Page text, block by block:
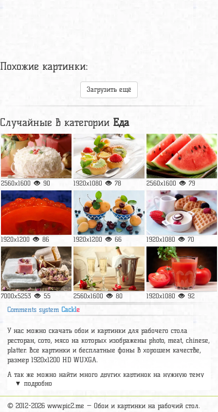
Похожие картинки:
Загрузить ещё
Случайные в категории Еда
2560x1600 90 1920x1080 78 2560x1600 79
1920x1200 86 1920x1200 66 1920x1080 70
7000x5253 55 2560x1600 80 1920x1080 92
Comments system Cackle
У нас можно скачать обои и картинки для рабочего стола
ресторан, сото, мясо на которых изображены photo, meat, chinese,
platter. Все картинки и бесплатные фоны в хорошем качестве,
размер 1920x1200 HD WUXGA.
А так же можно найти много других картинок на нужную тему
разделобои Еда
количество красивых широкоформатных картинок, фото и обоев
хорошего hd качества бесплатно и на телефон.
▼ подробно
© 2012-2026 www.pic2.me — Обои и картинки на рабочий стол.